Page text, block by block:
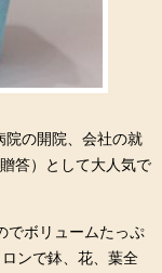
院の開院、会社の就
答）として大人気で
でボリュームたっぷ
ンで鉢、花、葉全